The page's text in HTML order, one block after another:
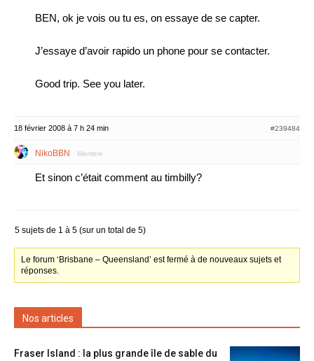
BEN, ok je vois ou tu es, on essaye de se capter.
J’essaye d’avoir rapido un phone pour se contacter.
Good trip. See you later.
18 février 2008 à 7 h 24 min #239484
NikoBBN Membre
Et sinon c’était comment au timbilly?
5 sujets de 1 à 5 (sur un total de 5)
Le forum ‘Brisbane – Queensland’ est fermé à de nouveaux sujets et
réponses.
Nos articles
Fraser Island : la plus grande île de sable du